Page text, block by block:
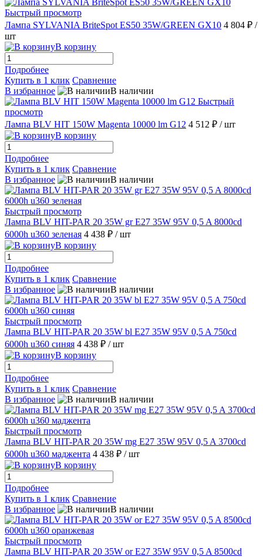
Быстрый просмотр
Лампа SYLVANIA BriteSpot ES50 35W/GREEN GX10 4 804 ₽ /
шт
В корзину
Подробнее
Купить в 1 клик Сравнение
В избранное
В наличии
Быстрый
просмотр
Лампа BLV HIT 150W Magenta 10000 lm G12 4 512 ₽ / шт
В корзину
Подробнее
Купить в 1 клик Сравнение
В избранное
В наличии
Быстрый просмотр
Лампа BLV HIT-PAR 20 35W gr E27 35W 95V 0,5 A 8000cd
6000h u360 зеленая 4 438 ₽ / шт
В корзину
Подробнее
Купить в 1 клик Сравнение
В избранное
В наличии
Быстрый просмотр
Лампа BLV HIT-PAR 20 35W bl E27 35W 95V 0,5 A 750cd
6000h u360 синяя 4 438 ₽ / шт
В корзину
Подробнее
Купить в 1 клик Сравнение
В избранное
В наличии
Быстрый просмотр
Лампа BLV HIT-PAR 20 35W mg E27 35W 95V 0,5 A 3700cd
6000h u360 маджента 4 438 ₽ / шт
В корзину
Подробнее
Купить в 1 клик Сравнение
В избранное
В наличии
Быстрый просмотр
Лампа BLV HIT-PAR 20 35W or E27 35W 95V 0,5 A 8500cd